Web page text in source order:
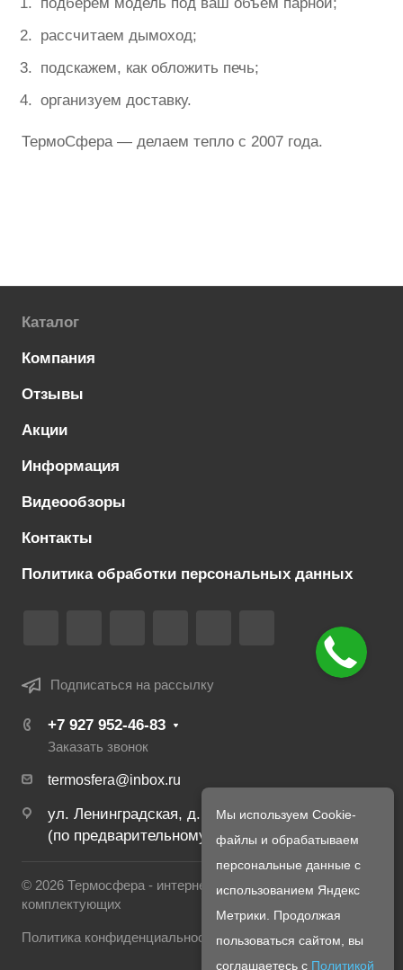
рассчитаем дымоход;
подскажем, как обложить печь;
организуем доставку.
ТермоСфера — делаем тепло с 2007 года.
Каталог
Компания
Отзывы
Акции
Информация
Видеообзоры
Контакты
Политика обработки персональных данных
Подписаться на рассылку
+7 927 952-46-83
Заказать звонок
termosfera@inbox.ru
ул. Ленинградская, д. 22
(по предварительному созвону с менеджером)
© 2026 Термосфера - интернет магазин печей и
комплектующих
Политика конфиденциальности
Мы используем Cookie-
файлы и обрабатываем
персональные данные с
использованием Яндекс
Метрики. Продолжая
пользоваться сайтом, вы
соглашаетесь с Политикой